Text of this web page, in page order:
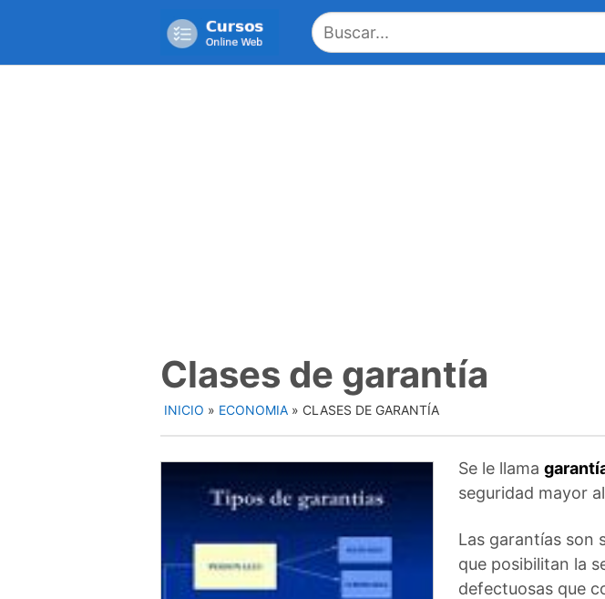
Clases de garantía
INICIO » ECONOMIA » CLASES DE GARANTÍA
Se le llama
seguridad mayor
Las garantías son
que posibilitan la
defectuosas que